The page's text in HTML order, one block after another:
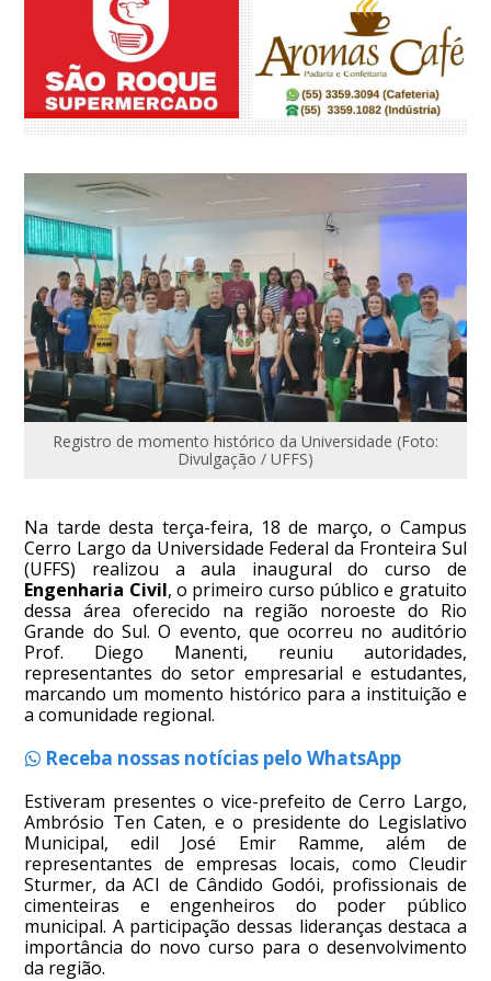
Registro de momento histórico da Universidade (Foto:
Divulgação / UFFS)
Na tarde desta terça-feira, 18 de março, o Campus
Cerro Largo da Universidade Federal da Fronteira Sul
(UFFS) realizou a aula inaugural do curso de
Engenharia Civil, o primeiro curso público e gratuito
dessa área oferecido na região noroeste do Rio
Grande do Sul. O evento, que ocorreu no auditório
Prof. Diego Manenti, reuniu autoridades,
representantes do setor empresarial e estudantes,
marcando um momento histórico para a instituição e
a comunidade regional.
Receba nossas notícias pelo WhatsApp
Estiveram presentes o vice-prefeito de Cerro Largo,
Ambrósio Ten Caten, e o presidente do Legislativo
Municipal, edil José Emir Ramme, além de
representantes de empresas locais, como Cleudir
Sturmer, da ACI de Cândido Godói, profissionais de
cimenteiras e engenheiros do poder público
municipal. A participação dessas lideranças destaca a
importância do novo curso para o desenvolvimento
da região.